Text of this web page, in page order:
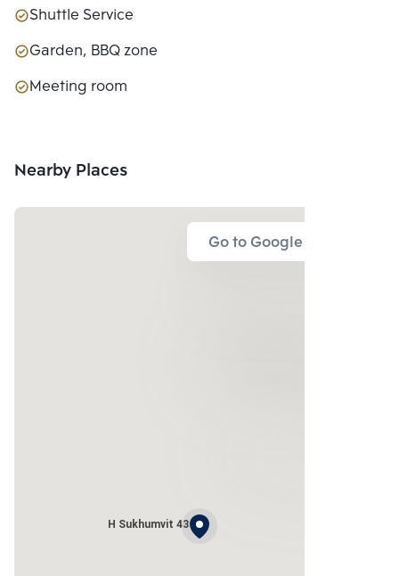
Shuttle Service
Garden, BBQ zone
Meeting room
Nearby Places
Go to Google Map
H Sukhumvit 43